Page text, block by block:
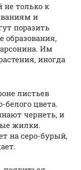
не только к
и
поразить
образования,
Им
иногда
листьев
цвета.
чернеть, и
жилки.
на серо-бурый,